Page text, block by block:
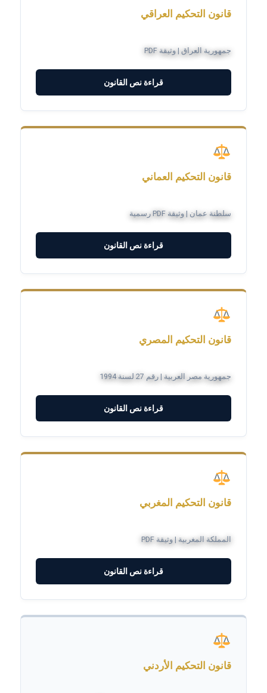
قانون التحكيم العراقي
جمهورية العراق | وثيقة PDF
قراءة نص القانون
قانون التحكيم العماني
سلطنة عمان | وثيقة PDF رسمية
قراءة نص القانون
قانون التحكيم المصري
جمهورية مصر العربية | رقم 27 لسنة 1994
قراءة نص القانون
قانون التحكيم المغربي
المملكة المغربية | وثيقة PDF
قراءة نص القانون
قانون التحكيم الأردني